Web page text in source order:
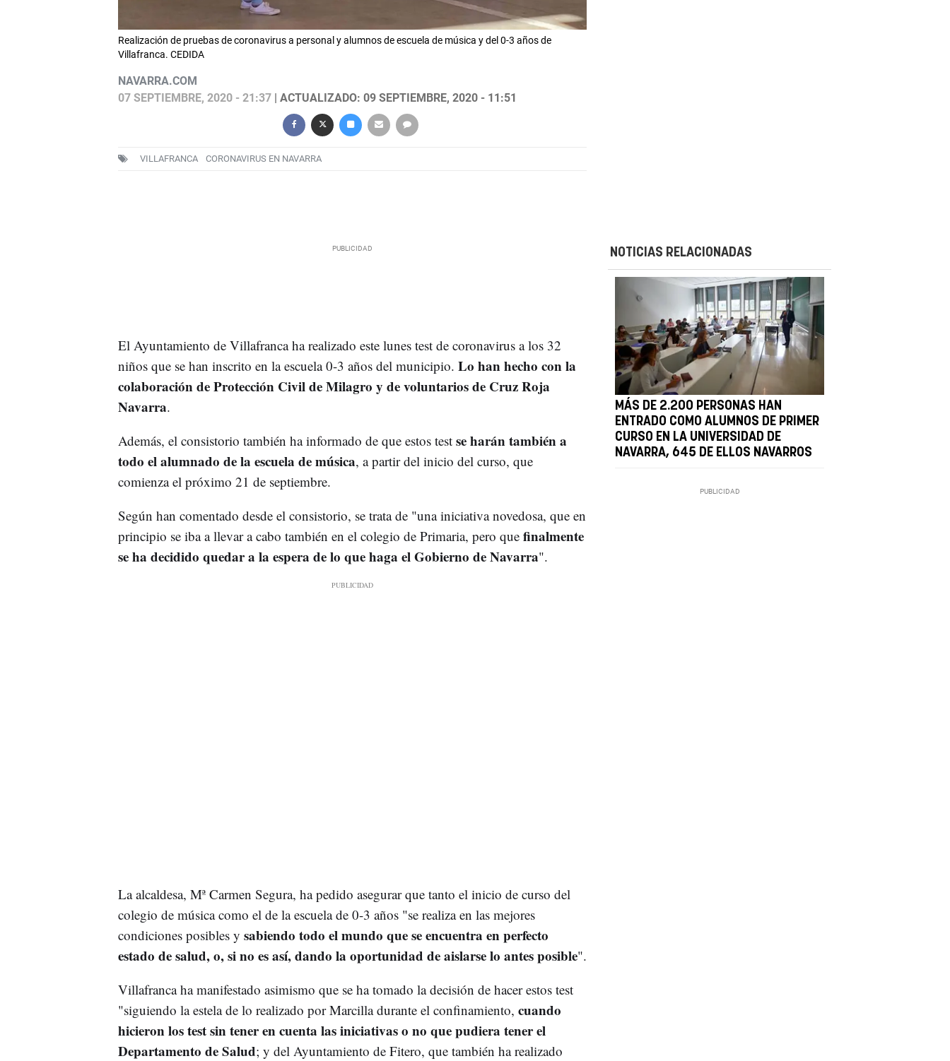
Realización de pruebas de coronavirus a personal y alumnos de escuela de música y del 0-3 años de
Villafranca. CEDIDA
NAVARRA.COM
07 SEPTIEMBRE, 2020 - 21:37| ACTUALIZADO: 09 SEPTIEMBRE, 2020 - 11:51
VILLAFRANCA CORONAVIRUS EN NAVARRA
El Ayuntamiento de Villafranca ha realizado este lunes test de coronavirus a los 32
niños que se han inscrito en la escuela 0-3 años del municipio. Lo han hecho con la
colaboración de Protección Civil de Milagro y de voluntarios de Cruz Roja
Navarra.
Además, el consistorio también ha informado de que estos test se harán también a
todo el alumnado de la escuela de música, a partir del inicio del curso, que
comienza el próximo 21 de septiembre.
Según han comentado desde el consistorio, se trata de "una iniciativa novedosa, que en
principio se iba a llevar a cabo también en el colegio de Primaria, pero quefinalmente
se ha decidido quedar a la espera de lo que haga el Gobierno de Navarra".
La alcaldesa, Mª Carmen Segura, ha pedido asegurar que tanto el inicio de curso del
colegio de música como el de la escuela de 0-3 años "se realiza en las mejores
condiciones posibles y sabiendo todo el mundo que se encuentra en perfecto
estado de salud, o, si no es así, dando la oportunidad de aislarse lo antes posible".
Villafranca ha manifestado asimismo que se ha tomado la decisión de hacer estos test
"siguiendo la estela de lo realizado por Marcilla durante el confinamiento, cuando
hicieron los test sin tener en cuenta las iniciativas o no que pudiera tener el
Departamento de Salud; y del Ayuntamiento de Fitero, que también ha realizado
NOTICIAS RELACIONADAS
MÁS DE 2.200 PERSONAS HAN
ENTRADO COMO ALUMNOS DE PRIMER
CURSO EN LA UNIVERSIDAD DE
NAVARRA, 645 DE ELLOS NAVARROS